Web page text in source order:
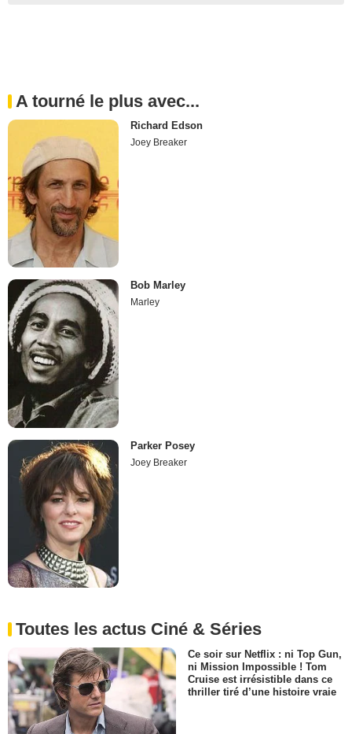
A tourné le plus avec...
Richard Edson
Joey Breaker
Bob Marley
Marley
Parker Posey
Joey Breaker
Toutes les actus Ciné & Séries
Ce soir sur Netflix : ni Top Gun,
ni Mission Impossible ! Tom
Cruise est irrésistible dans ce
thriller tiré d’une histoire vraie